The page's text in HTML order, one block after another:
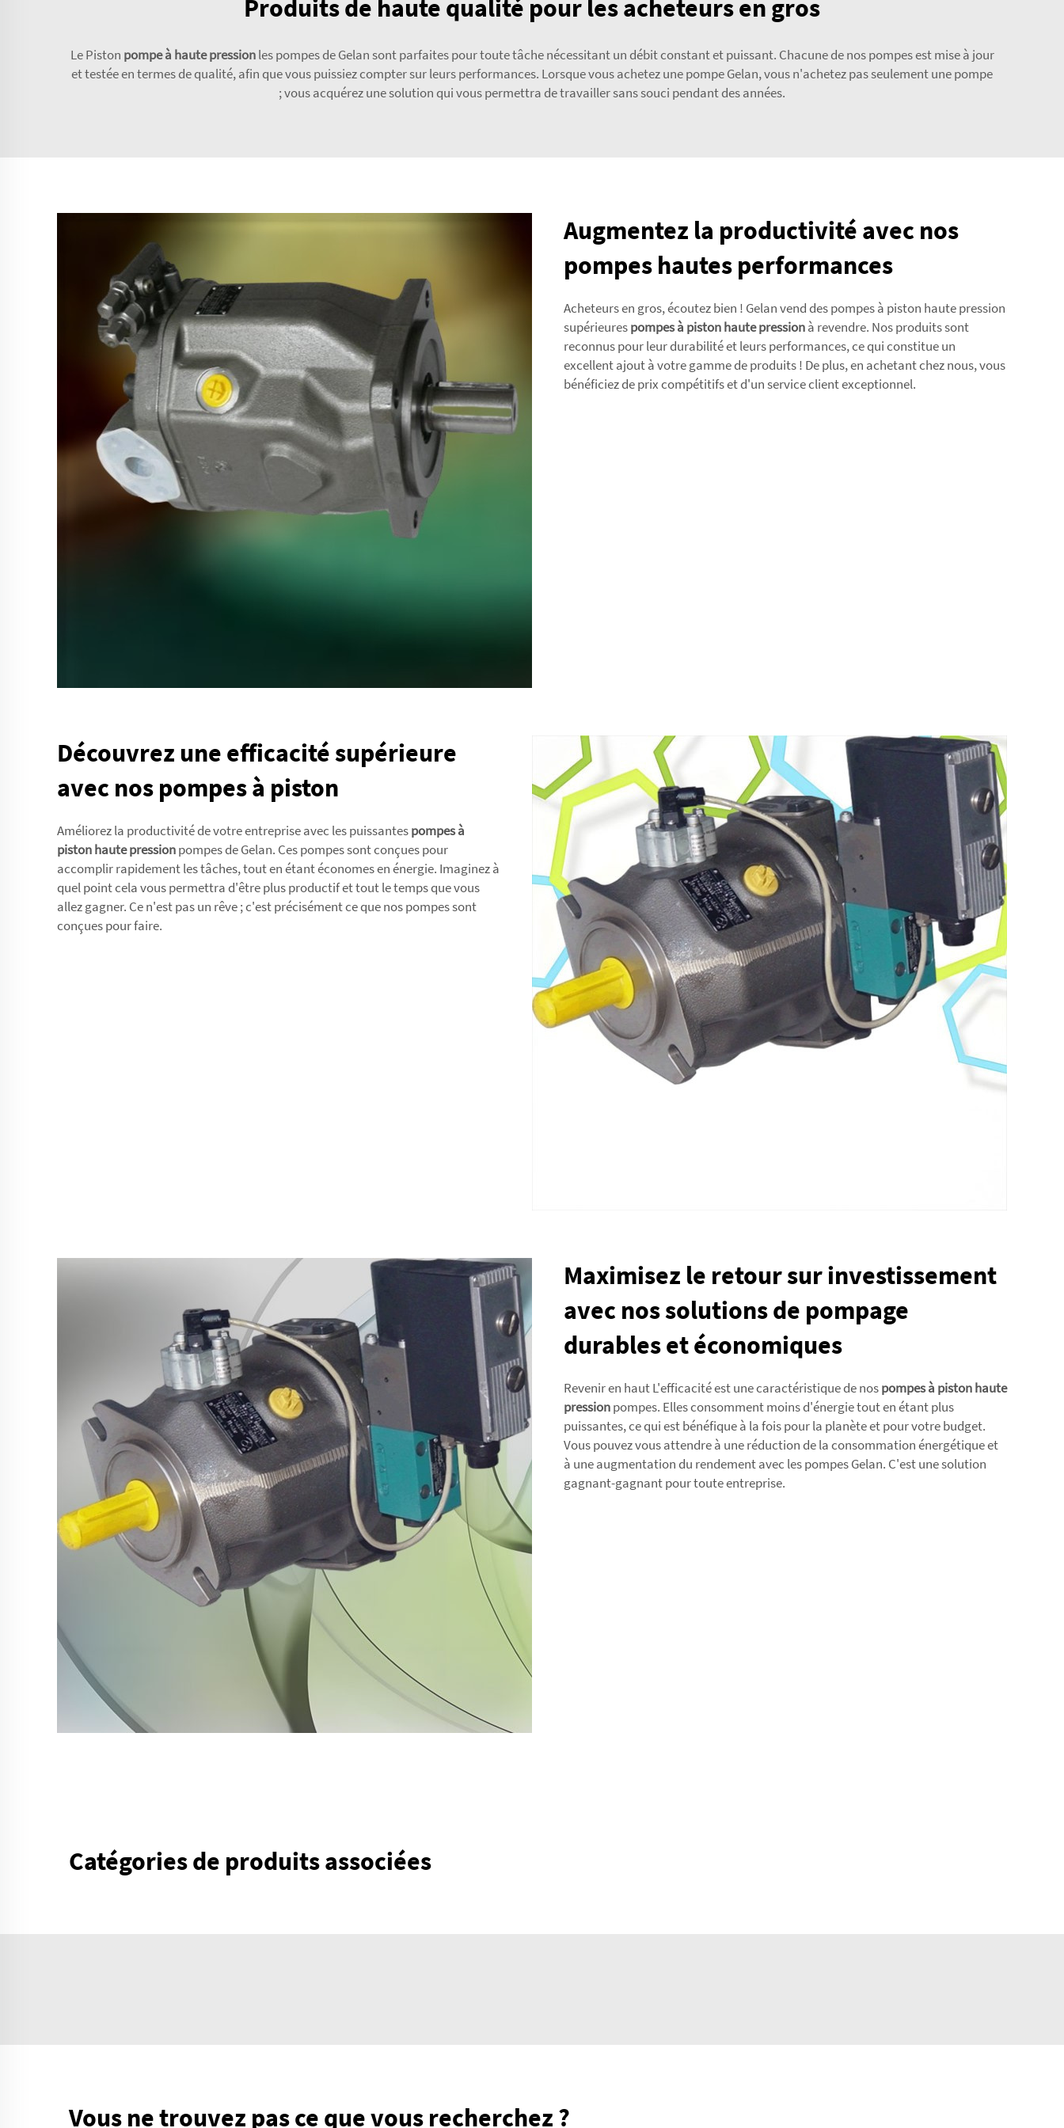
Produits de haute qualité pour les acheteurs en gros
Le Piston pompe à haute pressionles pompes de Gelan sont parfaites pour toute tâche nécessitant un débit constant et puissant. Chacune de nos pompes est mise à jour
et testée en termes de qualité, afin que vous puissiez compter sur leurs performances. Lorsque vous achetez une pompe Gelan, vous n'achetez pas seulement une pompe
; vous acquérez une solution qui vous permettra de travailler sans souci pendant des années.
Augmentez la productivité avec nos
pompes hautes performances
Acheteurs en gros, écoutez bien ! Gelan vend des pompes à piston haute pression
supérieurespompes à piston haute pressionà revendre. Nos produits sont
reconnus pour leur durabilité et leurs performances, ce qui constitue un
excellent ajout à votre gamme de produits ! De plus, en achetant chez nous, vous
bénéficiez de prix compétitifs et d'un service client exceptionnel.
Découvrez une efficacité supérieure
avec nos pompes à piston
Améliorez la productivité de votre entreprise avec les puissantespompes à
piston haute pressionpompes de Gelan. Ces pompes sont conçues pour
accomplir rapidement les tâches, tout en étant économes en énergie. Imaginez à
quel point cela vous permettra d'être plus productif et tout le temps que vous
allez gagner. Ce n'est pas un rêve ; c'est précisément ce que nos pompes sont
conçues pour faire.
Maximisez le retour sur investissement
avec nos solutions de pompage
durables et économiques
Revenir en haut L'efficacité est une caractéristique de nospompes à piston haute
pressionpompes. Elles consomment moins d'énergie tout en étant plus
puissantes, ce qui est bénéfique à la fois pour la planète et pour votre budget.
Vous pouvez vous attendre à une réduction de la consommation énergétique et
à une augmentation du rendement avec les pompes Gelan. C'est une solution
gagnant-gagnant pour toute entreprise.
Catégories de produits associées
Vous ne trouvez pas ce que vous recherchez ?